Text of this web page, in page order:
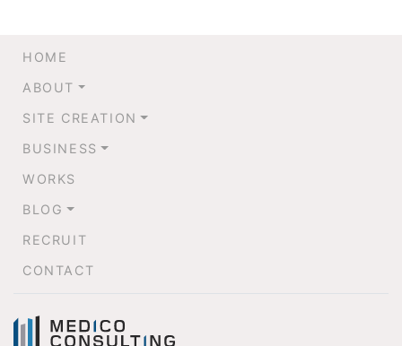
HOME
ABOUT
SITE CREATION
BUSINESS
WORKS
BLOG
RECRUIT
CONTACT